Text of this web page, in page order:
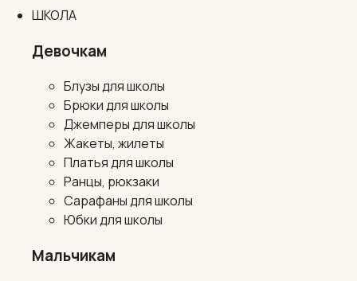
ШКОЛА
Девочкам
Блузы для школы
Брюки для школы
Джемперы для школы
Жакеты, жилеты
Платья для школы
Ранцы, рюкзаки
Сарафаны для школы
Юбки для школы
Мальчикам